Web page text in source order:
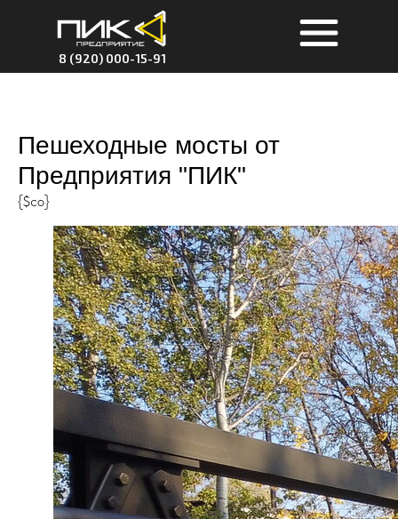
8 (920) 000-15-91
Пешеходные мосты от
Предприятия "ПИК"
{$co}